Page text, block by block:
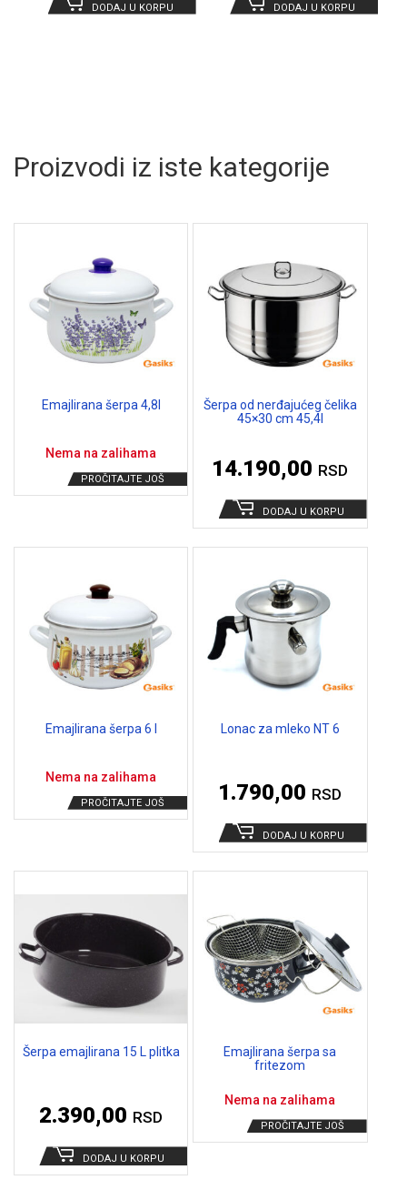
DODAJ U KORPU DODAJ U KORPU
Proizvodi iz iste kategorije
Emajlirana šerpa 4,8l
Nema na zalihama
PROČITAJTE JOŠ
Šerpa od nerđajućeg čelika
45×30 cm 45,4l
14.190,00 RSD
DODAJ U KORPU
Emajlirana šerpa 6 l
Nema na zalihama
PROČITAJTE JOŠ
Lonac za mleko NT 6
1.790,00 RSD
DODAJ U KORPU
Šerpa emajlirana 15 L plitka
2.390,00 RSD
DODAJ U KORPU
Emajlirana šerpa sa
fritezom
Nema na zalihama
PROČITAJTE JOŠ